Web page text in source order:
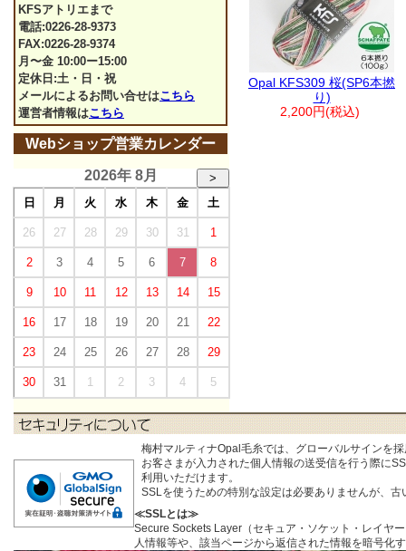
Opal KFS309 桜(SP6本撚
り)
2,200円(税込)
KFSアトリエまで
電話:0226-28-9373
FAX:0226-28-9374
月〜金 10:00ー15:00
定休日:土・日・祝
メールによるお問い合せはこちら
運営者情報はこちら
Webショップ営業カレンダー
2026年 8月
>
日
月 火 水 木 金 土
26 27 28 29 30 31 1
2 3 4 5 6 7 8
9 10 11 12 13 14 15
16 17 18 19 20 21 22
23 24 25 26 27 28 29
30 31 1 2 3 4 5
梅村マルティナOpal毛糸では、グローバルサインを
お客さまが入力された個人情報の送受信を行う際に
利用いただけます。
SSLを使うための特別な設定は必要ありませんが、
≪SSLとは≫
Secure Sockets Layer（セキュア・ソケット・レイヤ
人情報等や、該当ページから返信された情報を暗号化